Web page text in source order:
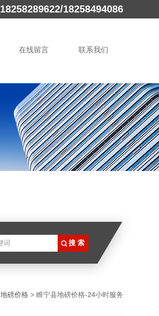
18258289622/18258494086
在线留言 联系我们
地磅价格 > 睢宁县地磅价格-24小时服务